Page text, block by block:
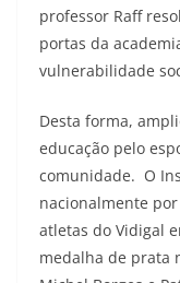
professor Raff
portas da
vulnerabilidade
Desta forma,
educação pelo
comunidade. O
nacionalmente
atletas do Vidigal
medalha de prata